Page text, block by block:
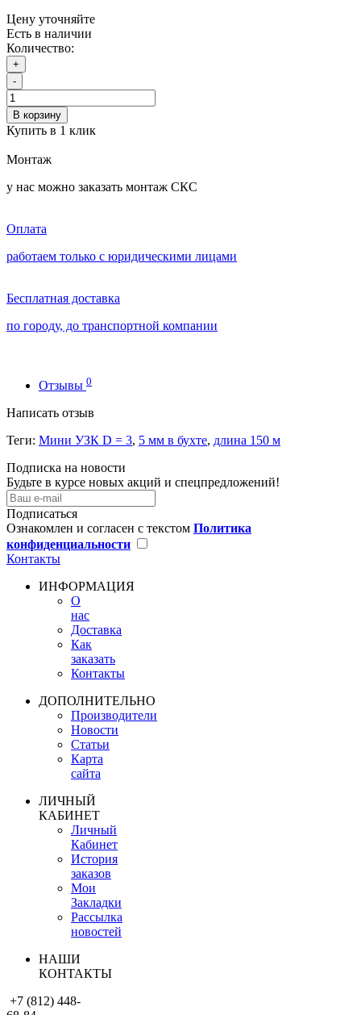
Цену уточняйте
Есть в наличии
Количество:
+
-
В корзину
Купить в 1 клик
Монтаж
у нас можно заказать монтаж СКС
Оплата
работаем только с юридическими лицами
Бесплатная доставка
по городу, до транспортной компании
Отзывы 0
Написать отзыв
Теги: Мини УЗК D = 3, 5 мм в бухте, длина 150 м
Подписка на новости
Будьте в курсе новых акций и спецпредложений!
Подписаться
Ознакомлен и согласен с текстом Политика
конфиденциальности
Контакты
ИНФОРМАЦИЯ
О
нас
Доставка
Как
заказать
Контакты
ДОПОЛНИТЕЛЬНО
Производители
Новости
Статьи
Карта
сайта
ЛИЧНЫЙ
КАБИНЕТ
Личный
Кабинет
История
заказов
Мои
Закладки
Рассылка
новостей
НАШИ
КОНТАКТЫ
+7 (812) 448-